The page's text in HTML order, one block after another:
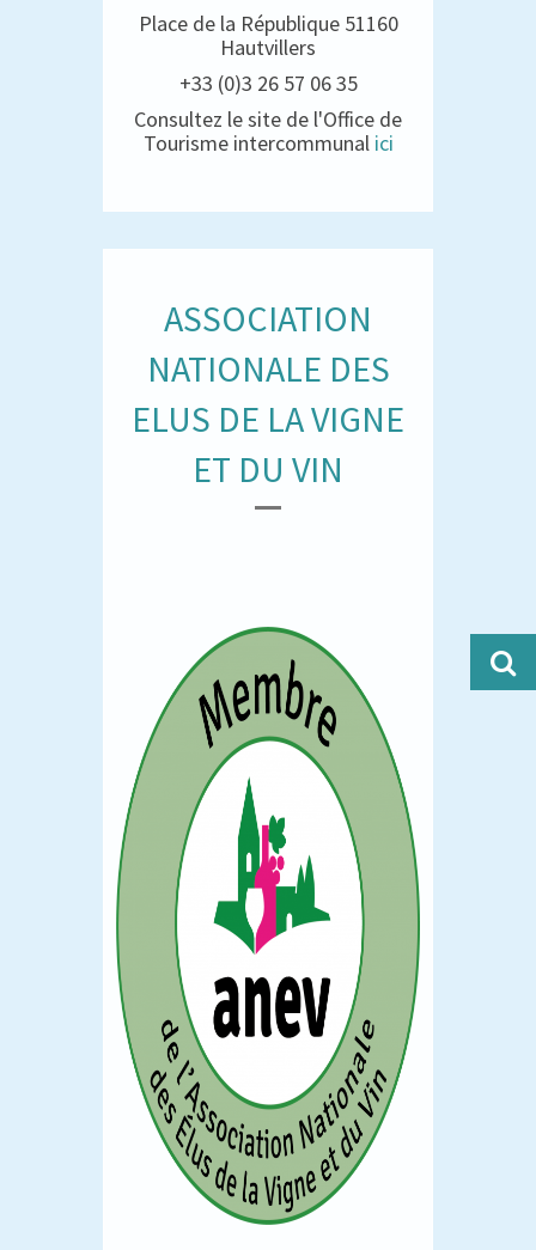
Place de la République 51160
Hautvillers
+33 (0)3 26 57 06 35
Consultez le site de l'Office de
Tourisme intercommunal ici
ASSOCIATION
NATIONALE DES
ELUS DE LA VIGNE
ET DU VIN